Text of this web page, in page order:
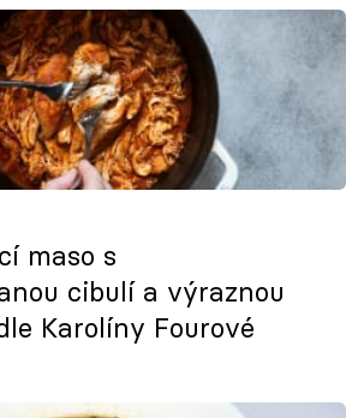
maso s
cibulí a výraznou
Karolíny Fourové